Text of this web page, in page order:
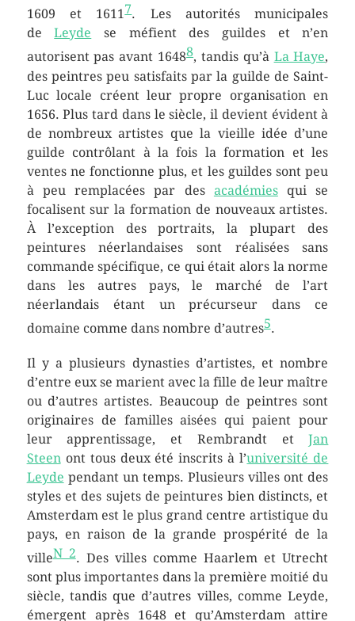
1609 et 16117. Les autorités municipales
deLeyde se méfient des guildes et n’en
autorisent pas avant 16488, tandis qu’à La Haye,
des peintres peu satisfaits par la guilde de Saint-
Luc locale créent leur propre organisation en
1656. Plus tard dans le siècle, il devient évident à
de nombreux artistes que la vieille idée d’une
guilde contrôlant à la fois la formation et les
ventes ne fonctionne plus, et les guildes sont peu
à peu remplacées par des académiesqui se
focalisent sur la formation de nouveaux artistes.
À l’exception des portraits, la plupart des
peintures néerlandaises sont réalisées sans
commande spécifique, ce qui était alors la norme
dans les autres pays, le marché de l’art
néerlandais étant un précurseur dans ce
domaine comme dans nombre d’autres5.
Il y a plusieurs dynasties d’artistes, et nombre
d’entre eux se marient avec la fille de leur maître
ou d’autres artistes. Beaucoup de peintres sont
originaires de familles aisées qui paient pour
leur apprentissage, et Rembrandt etJan
Steenont tous deux été inscrits à l’université de
Leyde pendant un temps. Plusieurs villes ont des
styles et des sujets de peintures bien distincts, et
Amsterdam est le plus grand centre artistique du
pays, en raison de la grande prospérité de la
villeN 2. Des villes comme Haarlem et Utrecht
sont plus importantes dans la première moitié du
siècle, tandis que d’autres villes, comme Leyde,
émergent après 1648 et qu’Amsterdam attire